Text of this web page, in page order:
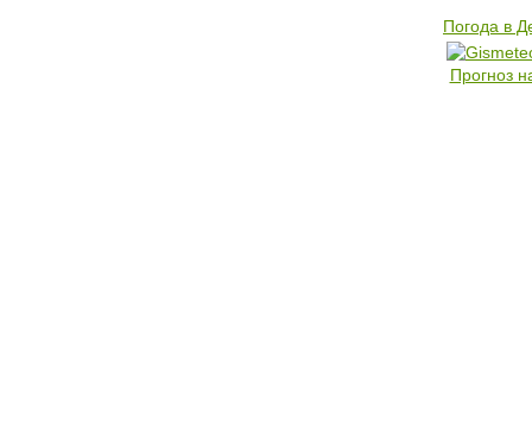
Погода в
Прогноз